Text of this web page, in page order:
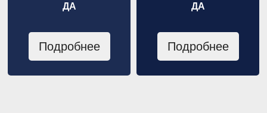
ДА
Подробнее
ДА
Подробнее